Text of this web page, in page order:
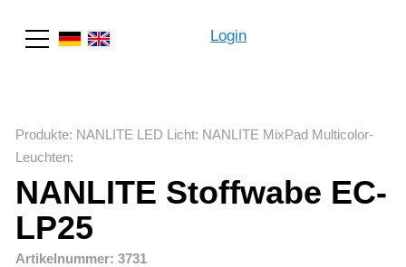
Login
Produkte: NANLITE LED Licht: NANLITE MixPad Multicolor-
Leuchten:
NANLITE Stoffwabe EC-
LP25
Artikelnummer: 3731